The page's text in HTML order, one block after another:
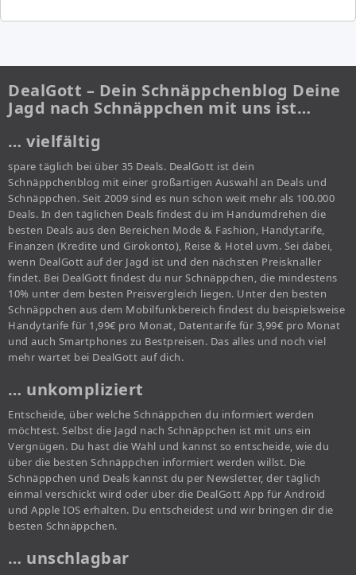
DealGott – Dein Schnäppchenblog Deine
Jagd nach Schnäppchen mit uns ist…
… vielfältig
spare täglich bei über 35 Deals. DealGott ist dein
Schnäppchenblog mit einer großartigen Auswahl an Deals und
Schnäppchen. Seit 2009 sind es nun schon weit mehr als 100.000
Deals. In den täglichen Deals findest du im Handumdrehen die
besten Deals aus den Bereichen Mode & Fashion, Handytarife,
Finanzen (Kredite und Girokonto), Reise & Hotel uvm. Sei dabei,
wenn DealGott auf der Jagd ist und den nächsten Preisknaller
findet. Bei DealGott findest du nur Schnäppchen, die mindestens
10% unter dem besten Preisvergleich liegen. Unter den besten
Schnäppchen aus dem Mobilfunkbereich findest du beispielsweise
Handytarife für 1,99€ pro Monat, Datentarife für 3,99€ pro Monat
und auch Smartphones zu Bestpreisen. Das alles und noch viel
mehr wartet bei DealGott auf dich.
… unkompliziert
Entscheide, über welche Schnäppchen du informiert werden
möchtest. Selbst die Jagd nach Schnäppchen ist mit uns ein
Vergnügen. Du hast die Wahl und kannst so entscheide, wie du
über die besten Schnäppchen informiert werden willst. Die
Schnäppchen und Deals kannst du per Newsletter, der täglich
einmal verschickt wird oder über die DealGott App für Android
und Apple IOS erhalten. Du entscheidest und wir bringen dir die
besten Schnäppchen.
… unschlagbar